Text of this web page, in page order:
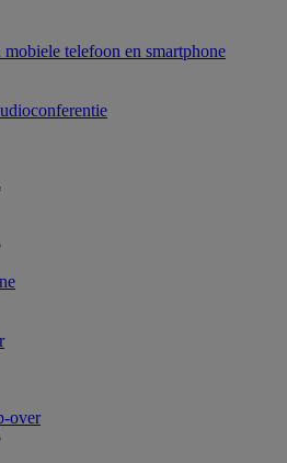
telefoon en smartphone
over